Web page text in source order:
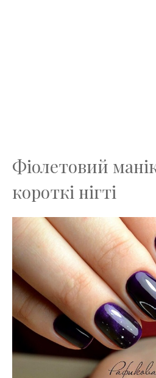
Фіолетовий
короткі нігті